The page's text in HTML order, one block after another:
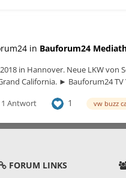
in Bauforum24
in Hannover. Neue LKW von
California. ► Bauforum24
1 Antwort 1 vw buzz
FORUM LINKS